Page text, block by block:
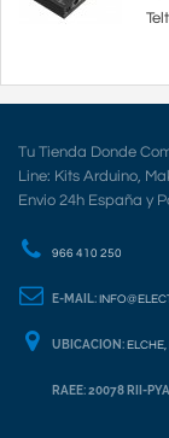
Tu Tienda Donde
Line: Kits Arduino,
Envio 24h España y
966 410 250
E-MAIL:
UBICACION:
RAEE: 20078 RII-